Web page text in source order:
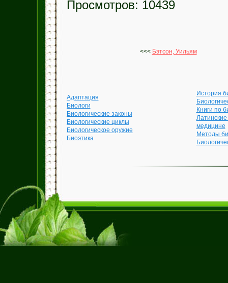
Просмотров: 10439
<<< Бэтсон, Уильям
Адаптация
Биологи
Биологические законы
Биологические циклы
Биологическое оружие
Биоэтика
История
Книги по
медицине
Методы